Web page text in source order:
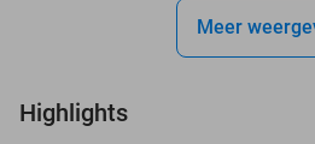
Meer
Highlights